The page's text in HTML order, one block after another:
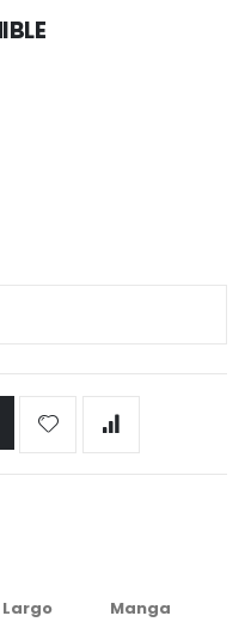
Largo Manga